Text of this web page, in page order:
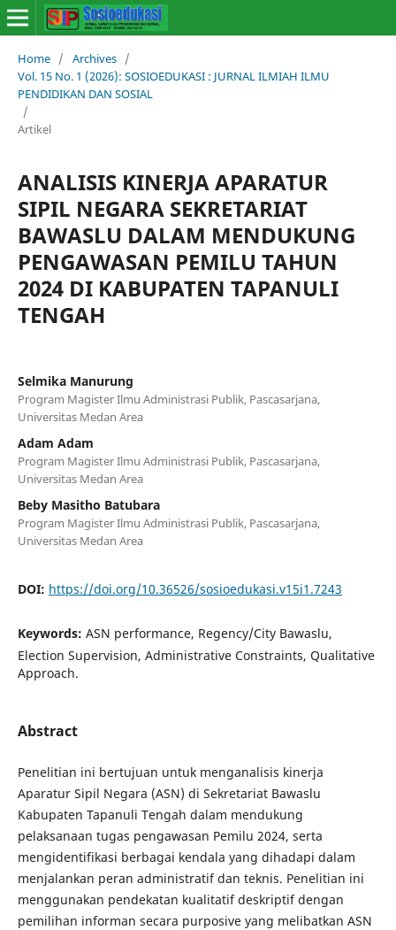
Home / Archives /
Vol. 15 No. 1 (2026): SOSIOEDUKASI : JURNAL ILMIAH ILMU
PENDIDIKAN DAN SOSIAL
/
Artikel
ANALISIS KINERJA APARATUR
SIPIL NEGARA SEKRETARIAT
BAWASLU DALAM MENDUKUNG
PENGAWASAN PEMILU TAHUN
2024 DI KABUPATEN TAPANULI
TENGAH
Selmika Manurung
Program Magister Ilmu Administrasi Publik, Pascasarjana,
Universitas Medan Area
Adam Adam
Program Magister Ilmu Administrasi Publik, Pascasarjana,
Universitas Medan Area
Beby Masitho Batubara
Program Magister Ilmu Administrasi Publik, Pascasarjana,
Universitas Medan Area
DOI: https://doi.org/10.36526/sosioedukasi.v15i1.7243
Keywords: ASN performance, Regency/City Bawaslu,
Election Supervision, Administrative Constraints, Qualitative
Approach.
Abstract
Penelitian ini bertujuan untuk menganalisis kinerja
Aparatur Sipil Negara (ASN) di Sekretariat Bawaslu
Kabupaten Tapanuli Tengah dalam mendukung
pelaksanaan tugas pengawasan Pemilu 2024, serta
mengidentifikasi berbagai kendala yang dihadapi dalam
menjalankan peran administratif dan teknis. Penelitian ini
menggunakan pendekatan kualitatif deskriptif dengan
pemilihan informan secara purposive yang melibatkan ASN